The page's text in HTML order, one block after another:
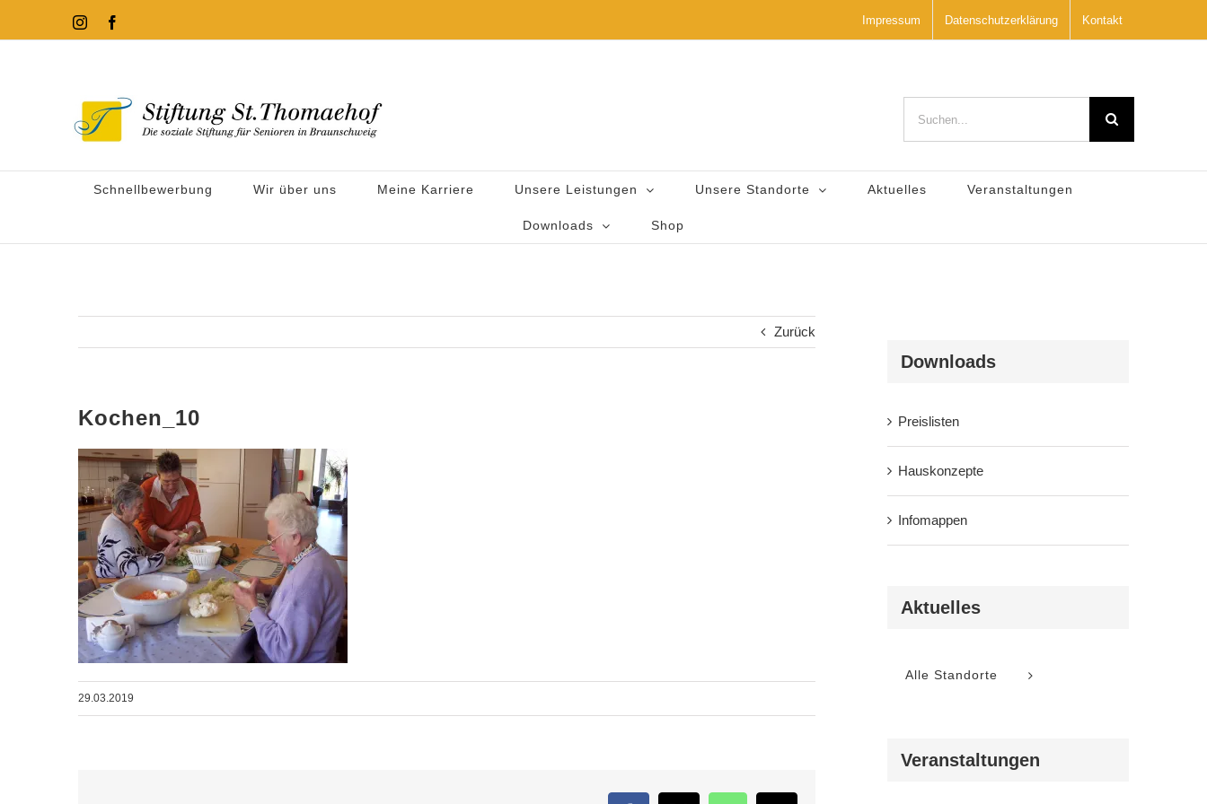
Inhalt
Instagram Impressum Datenschutzerklärung Kontakt
nach:
Schnellbewerbung Wir über uns Meine Karriere Unsere Leistungen Unsere Standorte Aktuelles Veranstaltungen
Downloads Shop
Zurück
Kochen_10
29.03.2019
Downloads
Preislisten
Hauskonzepte
Infomappen
Aktuelles
Alle Standorte
Veranstaltungen